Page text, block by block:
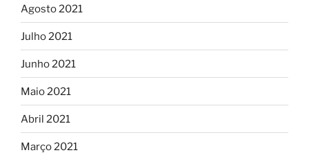
Agosto 2021
Julho 2021
Junho 2021
Maio 2021
Abril 2021
Março 2021